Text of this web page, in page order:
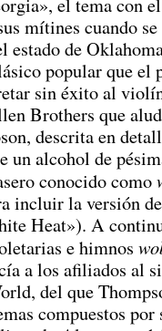
el tema con
mítines cuando
estado de
popular que el
sin éxito al
Brothers que
descrita en
un alcohol de
conocido como
incluir la versión
Heat»). A
e himnos
a los afiliados al
del que
compuestos por